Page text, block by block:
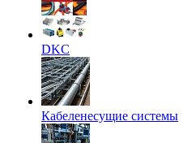
DKC
Кабеленесущие системы